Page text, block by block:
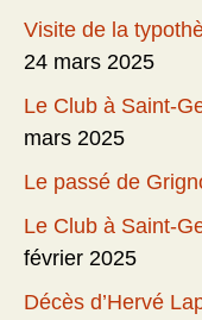
Visite de la
24 mars 2025
Le Club à Saint-
mars 2025
Le passé de
Le Club à Saint-
février 2025
Décès d’Hervé